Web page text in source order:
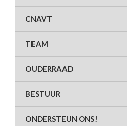
CNAVT
TEAM
OUDERRAAD
BESTUUR
ONDERSTEUN ONS!